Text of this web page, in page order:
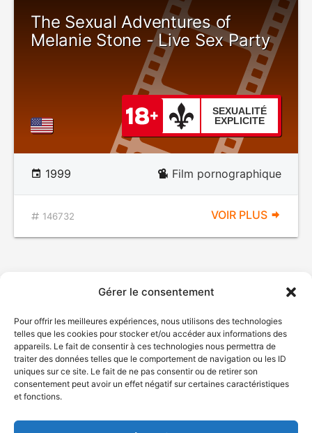
Gérer le consentement
Pour offrir les meilleures expériences, nous utilisons des technologies
telles que les cookies pour stocker et/ou accéder aux informations des
appareils. Le fait de consentir à ces technologies nous permettra de
traiter des données telles que le comportement de navigation ou les ID
uniques sur ce site. Le fait de ne pas consentir ou de retirer son
consentement peut avoir un effet négatif sur certaines caractéristiques
et fonctions.
The Sexual Adventures of
Melanie Stone - Live Sex Party
SEXUALITÉ
EXPLICITE
1999 Film pornographique
146732 VOIR PLUS
© Gouvernement du Québec, 2026
Plan du site